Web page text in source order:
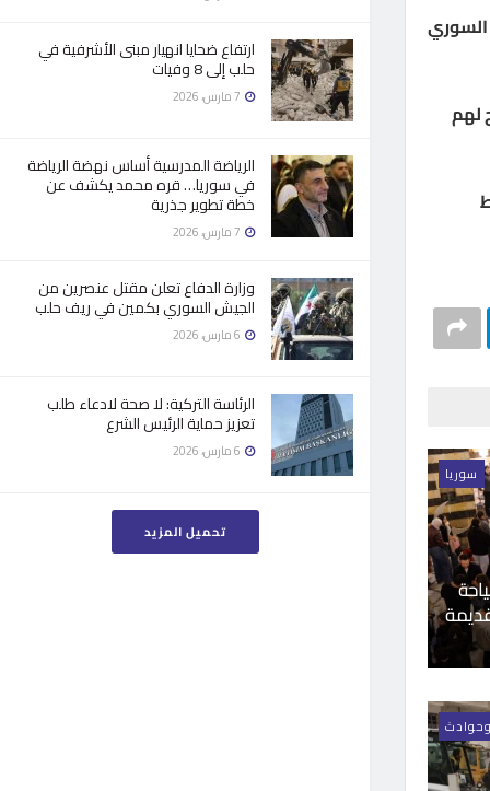
ارتفاع ضحايا انهيار مبنى الأشرفية في
حلب إلى 8 وفيات
الرياضة المدرسية أساس نهضة الرياضة
في سوريا… قره محمد يكشف عن
خطة تطوير جذرية
وزارة الدفاع تعلن مقتل عنصرين من
الجيش السوري بكمين في ريف حلب
الرئاسة التركية: لا صحة لادعاء طلب
تعزيز حماية الرئيس الشرع
تحميل المزيد
السوري
لهم
سوريا